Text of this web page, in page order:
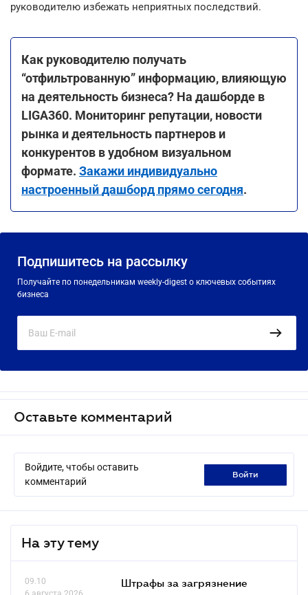
руководителю избежать неприятных последствий.
Как руководителю получать
“отфильтрованную” информацию, влияющую
на деятельностьбизнеса? На дашборде в
LIGA360. Мониторинг репутации, новости
рынка и деятельность партнеров и
конкурентов в удобном визуальном
формате. Закажи индивидуально
настроенныйдашборд прямо сегодня.
Подпишитесь на рассылку
Получайте по понедельникам weekly-digest о ключевых событиях
бизнеса
Оставьте комментарий
Войдите, чтобы оставить
комментарий
войти
На эту тему
09.10
Штрафы за загрязнение